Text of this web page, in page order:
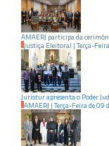
AMAERJ participa da
Justiça Eleitoral | Terça-Feira
Juristur apresenta o Poder
AMAERJ | Terça-Feirade09